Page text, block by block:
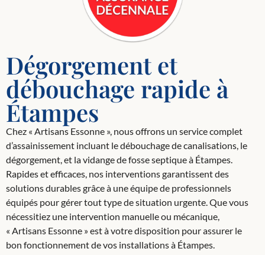
Dégorgement et
débouchage rapide à
Étampes
Chez « Artisans Essonne », nous offrons un service complet
d’assainissement incluant le débouchage de canalisations, le
dégorgement, et la vidange de fosse septique à Étampes.
Rapides et efficaces, nos interventions garantissent des
solutions durables grâce à une équipe de professionnels
équipés pour gérer tout type de situation urgente. Que vous
nécessitiez une intervention manuelle ou mécanique,
« Artisans Essonne » est à votre disposition pour assurer le
bon fonctionnement de vos installations à Étampes.